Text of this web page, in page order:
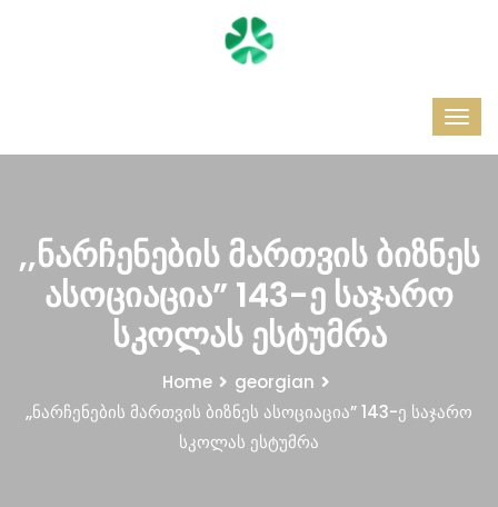
,,ნარჩენების მართვის ბიზნეს
ასოციაცია” 143-ე საჯარო
სკოლას ესტუმრა
Home
georgian
,,ნარჩენების მართვის ბიზნეს ასოციაცია” 143-ე საჯარო
სკოლას ესტუმრა